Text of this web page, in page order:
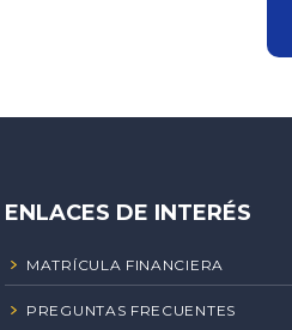
ENLACES DE INTERÉS
MATRÍCULA FINANCIERA
PREGUNTAS FRECUENTES